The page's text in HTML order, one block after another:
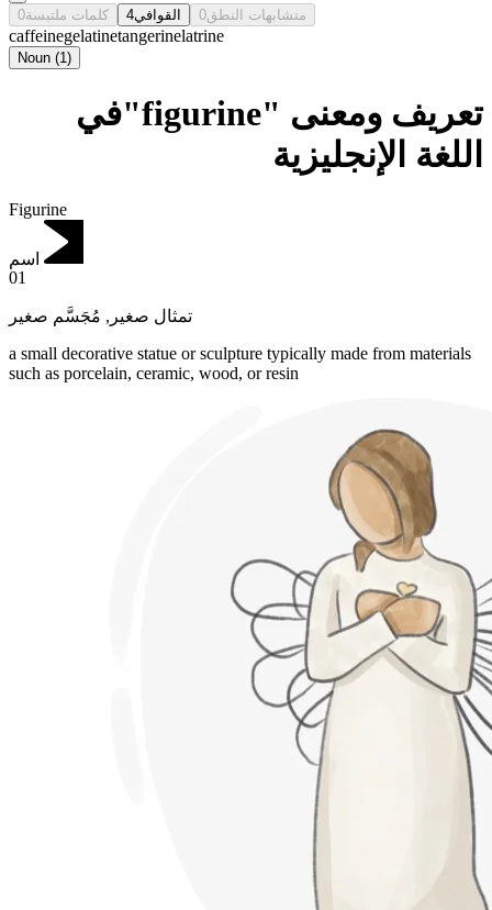
كلمات ملتبسة0 القوافي4 متشابهات النطق0
caffeinegelatinetangerinelatrine
Noun (1)
تعريف ومعنى "figurine"في
اللغة الإنجليزية
Figurine
اسم
01
تمثال صغير , مُجَسَّم صغير
a small decorative statue or sculpture typically made from materials
such as porcelain, ceramic, wood, or resin